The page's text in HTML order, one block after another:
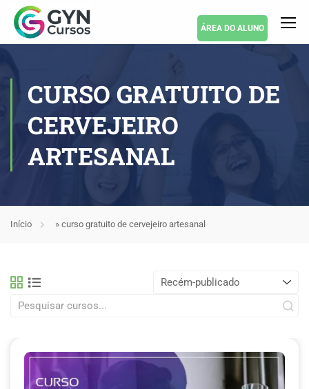
ÁREA DO ALUNO
CURSO GRATUITO DE
CERVEJEIRO
ARTESANAL
Início » curso gratuito de cervejeiro artesanal